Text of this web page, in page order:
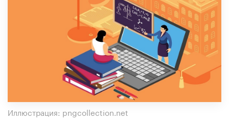
Иллюстрация: pngcollection.net